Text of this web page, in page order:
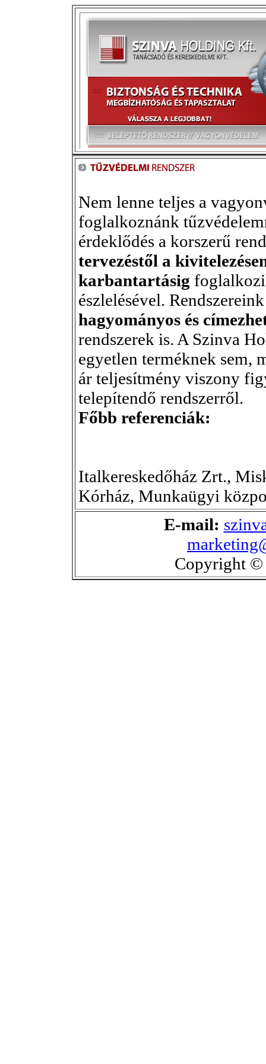
Nem lenne teljes a
foglalkoznánk
érdeklődés a korszerű
tervezéstől a
karbantartásig
észlelésével.
hagyományos és
rendszerek is. A Szinva
egyetlen terméknek sem,
ár teljesítmény viszony
telepítendő rendszerről.
Főbb referenciák:
Italkereskedőház Zrt.,
Kórház, Munkaügyi
E-mail:
Copyright